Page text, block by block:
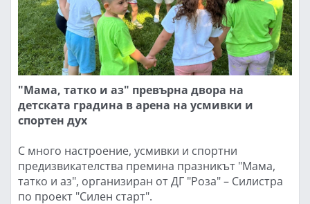
"Мама, татко и аз" превърна двора на
детската градина в арена на усмивки и
спортен дух
С много настроение, усмивки и спортни
предизвикателства премина празникът "Мама,
татко и аз", организиран от ДГ "Роза" – Силистра
по проект "Силен старт".